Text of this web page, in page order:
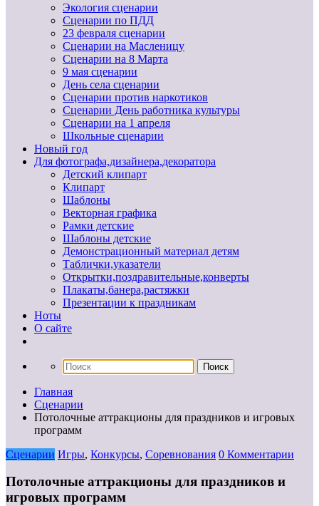
Экология сценарии
Сценарии по ПДД
23 февраля сценарии
Сценарии на Масленицу
Сценарии на 8 Марта
9 мая сценарии
День села сценарии
Сценарии против наркотиков
Сценарии День работника культуры
Сценарии на 1 апреля
Школьные сценарии
Новый год
Для фотографа,дизайнера,декоратора
Детский клипарт
Клипарт
Шаблоны
Векторная графика
Рамки детские
Шаблоны детские
Демонстрационный материал детям
Таблички,указатели
Открытки,поздравительные,конверты
Плакаты,банера,растяжки
Презентации к праздникам
Ноты
О сайте
Главная
Сценарии
Потолочные аттракционы для праздников и игровых
программ
Сценарии Игры, Конкурсы, Соревнования 0 Комментарии
Потолочные аттракционы для праздников и
игровых программ